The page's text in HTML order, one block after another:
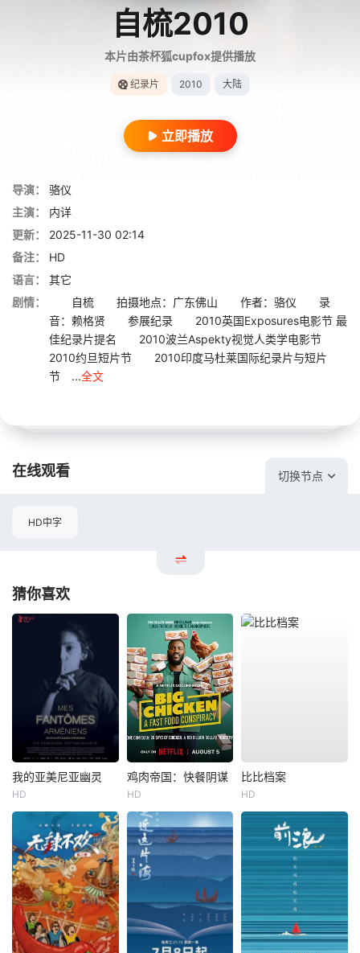
自梳2010
本片由茶杯狐cupfox提供播放
纪录片 2010 大陆
立即播放
导演：
骆仪
主演：
内详
更新：
2025-11-30 02:14
备注：
HD
语言：
其它
剧情：
自梳 拍摄地点：广东佛山 作者：骆仪 录
音：赖格贤 参展纪录 2010英国Exposures电影节 最
佳纪录片提名 2010波兰Aspekty视觉人类学电影节
2010约旦短片节 2010印度马杜莱国际纪录片与短片
节 ...全文
在线观看 切换节点
HD中字
猜你喜欢
我的亚美尼亚幽灵
HD
鸡肉帝国：快餐阴谋
HD
比比档案
HD